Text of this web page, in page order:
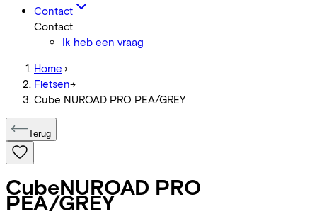
Contact
Contact
Ik heb een vraag
Home->
Fietsen->
Cube NUROAD PRO PEA/GREY
Terug
CubeNUROAD PRO
PEA/GREY